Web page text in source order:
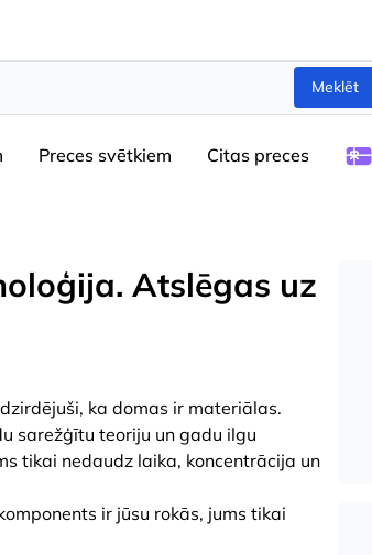
Meklēt
Preces svētkiem Сitas preces
Atslēgas uz
ka domas ir materiālas.
sarežģītu teoriju un gadu ilgu
tikai nedaudz laika, koncentrācija un
ir jūsu rokās, jums tikai